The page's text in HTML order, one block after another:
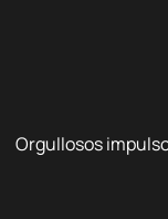
Orgullosos